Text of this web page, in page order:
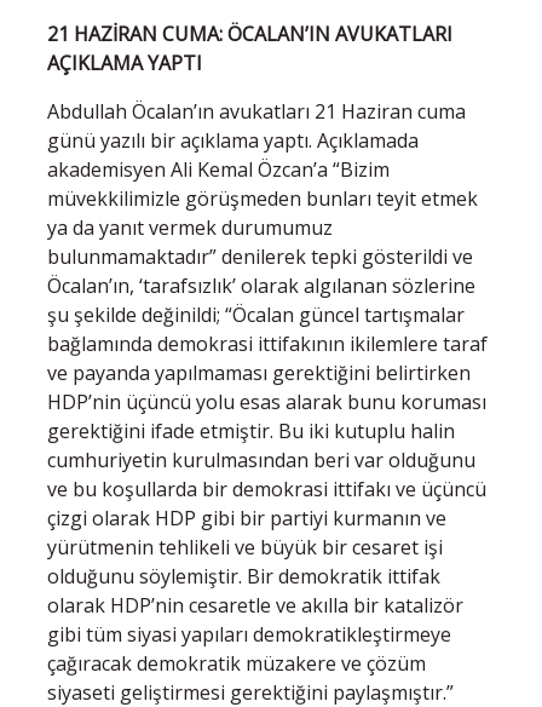
21 HAZİRAN CUMA: ÖCALAN’IN AVUKATLARI
AÇIKLAMA YAPTI
Abdullah Öcalan’ın avukatları 21 Haziran cuma
günü yazılı bir açıklama yaptı. Açıklamada
akademisyen Ali Kemal Özcan’a “Bizim
müvekkilimizle görüşmeden bunları teyit etmek
ya da yanıt vermek durumumuz
bulunmamaktadır” denilerek tepki gösterildi ve
Öcalan’ın, ‘tarafsızlık’ olarak algılanan sözlerine
şu şekilde değinildi; “Öcalan güncel tartışmalar
bağlamında demokrasi ittifakının ikilemlere taraf
ve payanda yapılmaması gerektiğini belirtirken
HDP’nin üçüncü yolu esas alarak bunu koruması
gerektiğini ifade etmiştir. Bu iki kutuplu halin
cumhuriyetin kurulmasından beri var olduğunu
ve bu koşullarda bir demokrasi ittifakı ve üçüncü
çizgi olarak HDP gibi bir partiyi kurmanın ve
yürütmenin tehlikeli ve büyük bir cesaret işi
olduğunu söylemiştir. Bir demokratik ittifak
olarak HDP’nin cesaretle ve akılla bir katalizör
gibi tüm siyasi yapıları demokratikleştirmeye
çağıracak demokratik müzakere ve çözüm
siyaseti geliştirmesi gerektiğini paylaşmıştır.”